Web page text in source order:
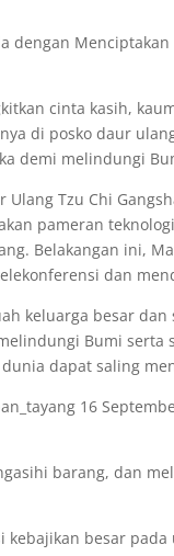
dengan
cinta kasih,
di posko daur
demi melindungi
Ulang Tzu Chi
pameran
Belakangan ini,
dan
keluarga besar
Bumi serta
dapat saling
16
barang, dan
kebajikan besar